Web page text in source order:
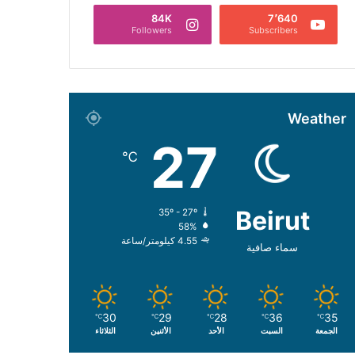
7٬640
Subscribers
84K
Followers
Weather
Beirut
سماء صافية
27
℃
35º - 27º
58%
4.55 كيلومتر/ساعة
35
℃
الجمعة
36
℃
السبت
28
℃
الأحد
29
℃
الأثنين
30
℃
الثلاثاء